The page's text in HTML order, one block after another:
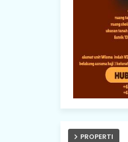
PROPERTI